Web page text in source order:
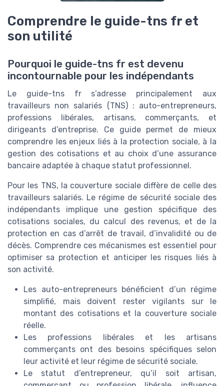
Comprendre le guide-tns fr et
son utilité
Pourquoi le guide-tns fr est devenu
incontournable pour les indépendants
Le guide-tns fr s’adresse principalement aux
travailleurs non salariés (TNS) : auto-entrepreneurs,
professions libérales, artisans, commerçants, et
dirigeants d’entreprise. Ce guide permet de mieux
comprendre les enjeux liés à la protection sociale, à la
gestion des cotisations et au choix d’une assurance
bancaire adaptée à chaque statut professionnel.
Pour les TNS, la couverture sociale diffère de celle des
travailleurs salariés. Le régime de sécurité sociale des
indépendants implique une gestion spécifique des
cotisations sociales, du calcul des revenus, et de la
protection en cas d’arrêt de travail, d’invalidité ou de
décès. Comprendre ces mécanismes est essentiel pour
optimiser sa protection et anticiper les risques liés à
son activité.
Les auto-entrepreneurs bénéficient d’un régime
simplifié, mais doivent rester vigilants sur le
montant des cotisations et la couverture sociale
réelle.
Les professions libérales et les artisans
commerçants ont des besoins spécifiques selon
leur activité et leur régime de sécurité sociale.
Le statut d’entrepreneur, qu’il soit artisan,